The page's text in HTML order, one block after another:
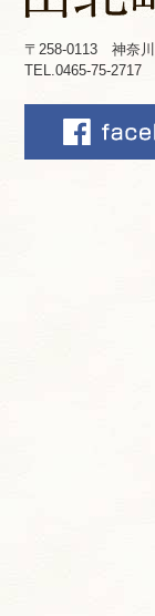
〒258-0113 神奈川
TEL.0465-75-2717